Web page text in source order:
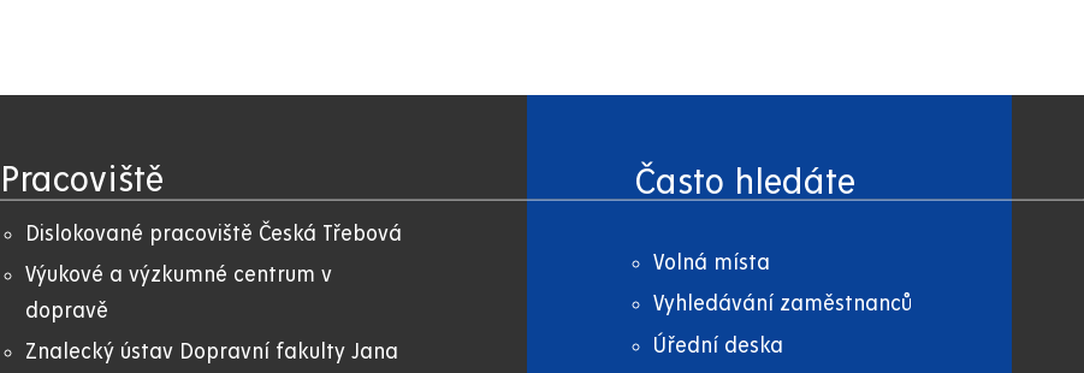
Pracoviště
Dislokované pracoviště Česká Třebová
Výukové a výzkumné centrum v
dopravě
Znalecký ústav Dopravní fakulty Jana
Často hledáte
Volná místa
Vyhledávání zaměstnanců
Úřední deska